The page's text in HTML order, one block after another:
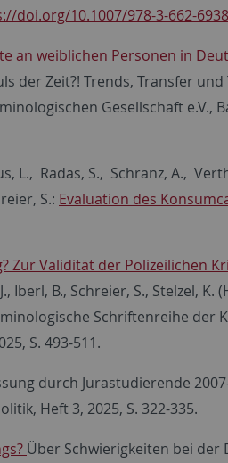
doi.org/10.1007/978-3-662-
an weiblichen Personen in
der Zeit?! Trends, Transfer
Gesellschaft e.V.,
L., Radas, S., Schranz, A.,
S.: Evaluation des
Zur Validität der Polizeilichen
Iberl, B., Schreier, S., Stelzel,
Schriftenreihe der
S. 493-511.
durch Jurastudierende
Heft 3, 2025, S. 322-335.
Über Schwierigkeiten bei